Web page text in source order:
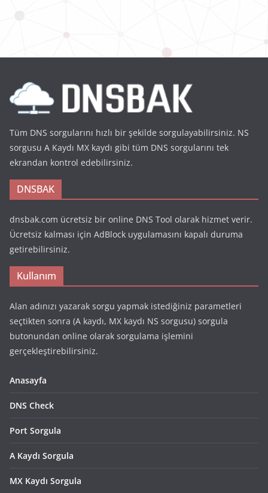
Tüm DNS sorgularını hızlı bir şekilde sorgulayabilirsiniz. NS
sorgusu A Kaydı MX kaydı gibi tüm DNS sorgularını tek
ekrandan kontrol edebilirsiniz.
DNSBAK
dnsbak.com ücretsiz bir online DNS Tool olarak hizmet verir.
Ücretsiz kalması için AdBlock uygulamasını kapalı duruma
getirebilirsiniz.
Kullanım
Alan adınızı yazarak sorgu yapmak istediğiniz parametleri
seçtikten sonra (A kaydı, MX kaydı NS sorgusu) sorgula
butonundan online olarak sorgulama işlemini
gerçekleştirebilirsiniz.
Anasayfa
DNS Check
Port Sorgula
A Kaydı Sorgula
MX Kaydı Sorgula